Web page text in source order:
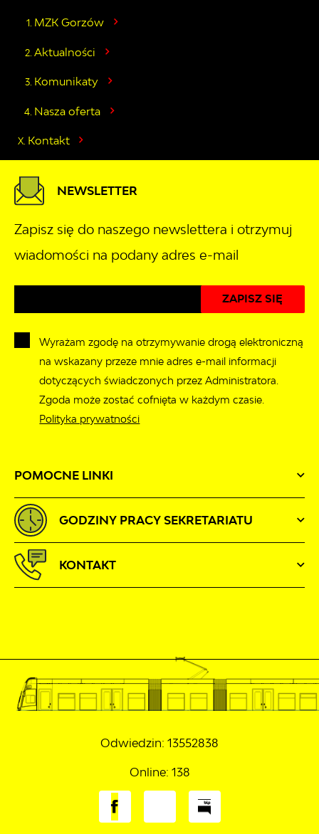
MZK Gorzów
Aktualności
Komunikaty
Nasza oferta
Kontakt
POMOCNE LINKI
NEWSLETTER
Zapisz się do naszego newslettera i otrzymuj
wiadomości na podany adres e-mail
Wyrażam zgodę na otrzymywanie drogą elektroniczną
na wskazany przeze mnie adres e-mail informacji
dotyczących świadczonych przez Administratora.
Zgoda może zostać cofnięta w każdym czasie.
Polityka prywatności
GODZINY PRACY SEKRETARIATU
KONTAKT
Odwiedzin: 13552838
Online: 138